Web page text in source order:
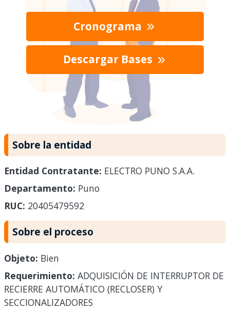
Cronograma
Descargar Bases
Sobre la entidad
Entidad Contratante: ELECTRO PUNO S.A.A.
Departamento: Puno
RUC: 20405479592
Sobre el proceso
Objeto: Bien
Requerimiento: ADQUISICIÓN DE INTERRUPTOR DE
RECIERRE AUTOMÁTICO (RECLOSER) Y
SECCIONALIZADORES